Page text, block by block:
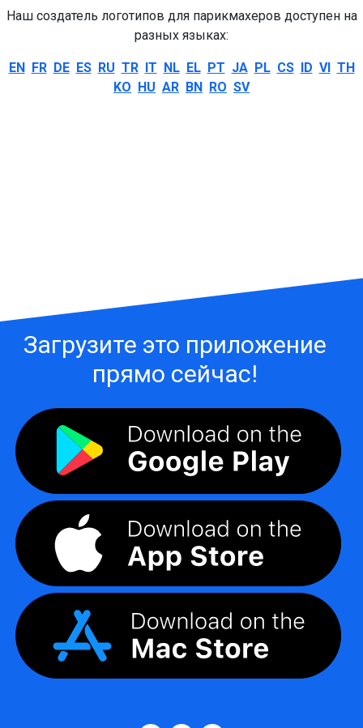
Наш создатель логотипов для парикмахеров доступен на
разных языках:
EN FR DE ES RU TR IT NL EL PT JA PL CS ID VI TH
KO HU AR BN RO SV
Загрузите это приложение
прямо сейчас!